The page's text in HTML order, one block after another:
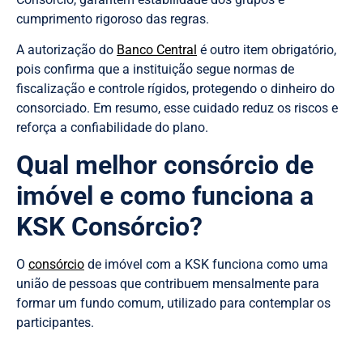
cumprimento rigoroso das regras.
A autorização do Banco Central é outro item obrigatório,
pois confirma que a instituição segue normas de
fiscalização e controle rígidos, protegendo o dinheiro do
consorciado. Em resumo, esse cuidado reduz os riscos e
reforça a confiabilidade do plano.
Qual melhor consórcio de
imóvel e como funciona a
KSK Consórcio?
O consórcio de imóvel com a KSK funciona como uma
união de pessoas que contribuem mensalmente para
formar um fundo comum, utilizado para contemplar os
participantes.